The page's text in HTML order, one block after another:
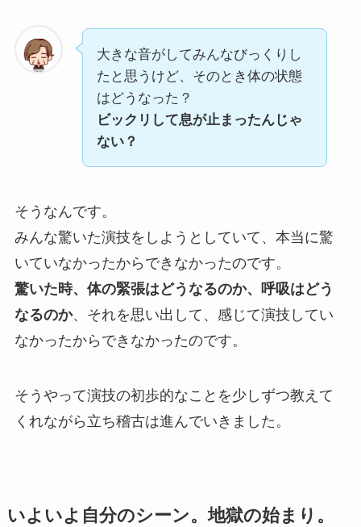
大きな音がしてみんなびっくりし
たと思うけど、そのとき体の状態
はどうなった？
ビックリして息が止まったんじゃ
ない？
そうなんです。
みんな驚いた演技をしようとしていて、本当に驚
いていなかったからできなかったのです。
驚いた時、体の緊張はどうなるのか、呼吸はどう
なるのか、それを思い出して、感じて演技してい
なかったからできなかったのです。
そうやって演技の初歩的なことを少しずつ教えて
くれながら立ち稽古は進んでいきました。
いよいよ自分のシーン。地獄の始まり。